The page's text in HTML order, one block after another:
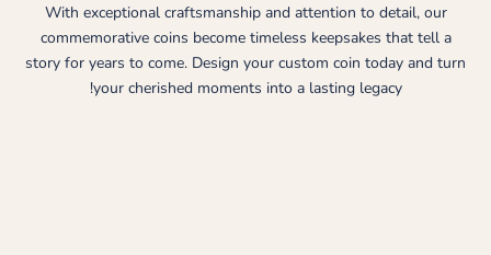
With exceptional craftsmanship and attention to detail, our
commemorative coins become timeless keepsakes that tell a
story for years to come. Design your custom coin today and turn
your cherished moments into a lasting legacy!